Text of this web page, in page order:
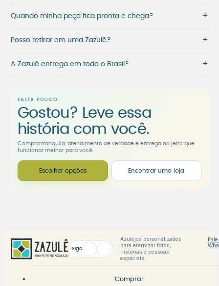
Quando minha peça fica pronta e chega? +
Posso retirar em uma Zazulê? +
A Zazulê entrega em todo o Brasil? +
FALTA POUCO
Gostou? Leve essa
história com você.
Compra tranquila, atendimento de verdade e entrega do jeito que
funcionar melhor para você.
Escolher opções Encontrar uma loja
Siga
Azulejos personalizados
para eternizar fotos,
histórias e pessoas
especiais.
Comprar